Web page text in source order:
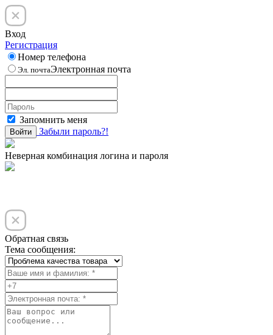
Вход
Регистрация
Номер телефона
Эл. почтаЭлектронная почта
Запомнить меня
Войти Забыли пароль?!
Неверная комбинация логина и пароля
Обратная связь
Тема сообщения: